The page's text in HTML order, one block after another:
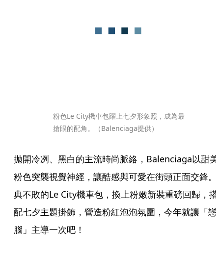
粉色Le City機車包躍上七夕形象照，成為最
搶眼的配角。（Balenciaga提供）
拋開冷冽、黑白的主流時尚脈絡，Balenciaga以甜美
粉色突襲視覺神經，讓酷感與可愛在街頭正面交鋒。
典不敗的Le City機車包，換上粉嫩新裝重磅回歸，搭
配七夕主題掛飾，營造粉紅泡泡氛圍，今年就讓「戀
腦」主導一次吧！